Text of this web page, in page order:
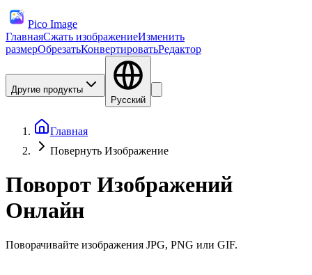
Pico Image
ГлавнаяСжать изображениеИзменить
размерОбрезатьКонвертироватьРедактор
Другие продукты
Русский
Главная
Повернуть Изображение
Поворот Изображений
Онлайн
Поворачивайте изображения JPG, PNG или GIF.